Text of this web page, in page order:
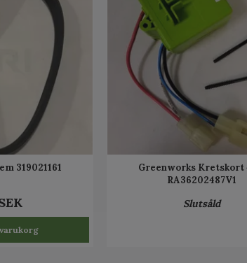
319021161
Greenworks Kretskort
RA36202487V1
Slutsåld